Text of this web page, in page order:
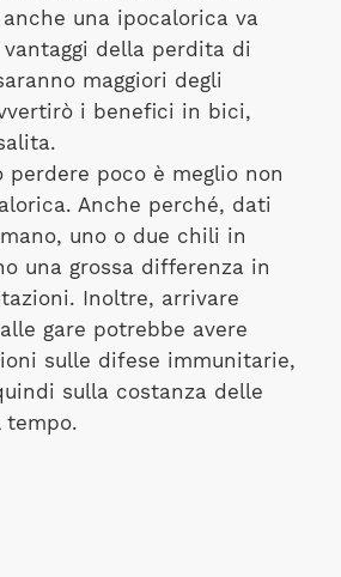
una ipocalorica va
della perdita di
maggiori degli
i benefici in bici,
perdere poco è meglio non
Anche perché, dati
uno o due chili in
una grossa differenza in
Inoltre, arrivare
gare potrebbe avere
sulle difese immunitarie,
sulla costanza delle
tempo.